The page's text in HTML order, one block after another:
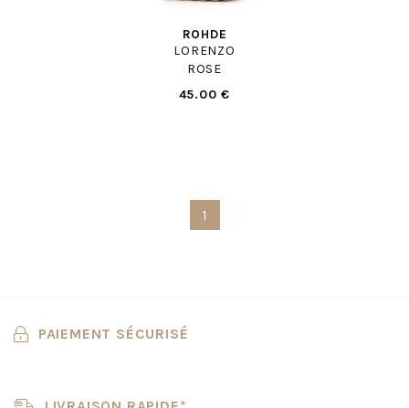
ROHDE
LORENZO
ROSE
45.00 €
1
PAIEMENT SÉCURISÉ